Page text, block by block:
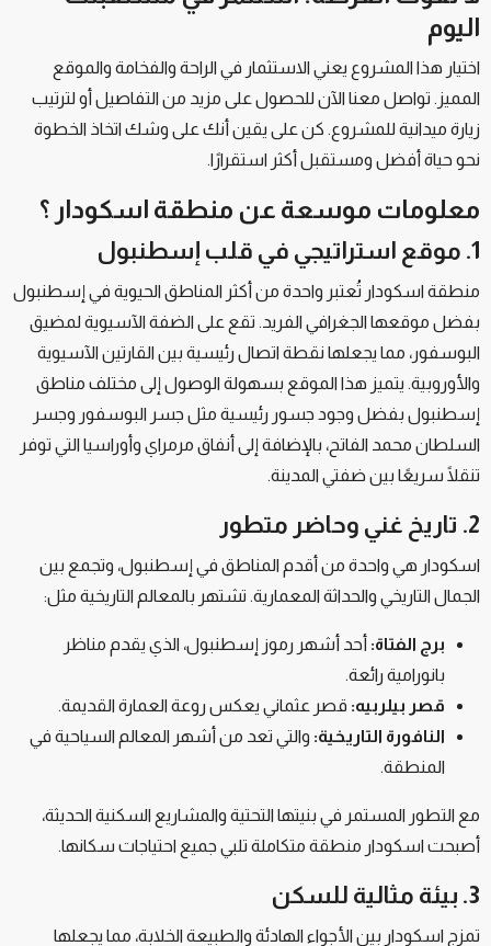
اليوم
اختيار هذا المشروع يعني الاستثمار في الراحة والفخامة والموقع
المميز. تواصل معنا الآن للحصول على مزيد من التفاصيل أو لترتيب
زيارة ميدانية للمشروع. كن على يقين أنك على وشك اتخاذ الخطوة
نحو حياة أفضل ومستقبل أكثر استقرارًا.
معلومات موسعة عنمنطقة اسكودار ؟
منطقة اسكودار تُعتبر واحدة من أكثر المناطق الحيوية في إسطنبول
بفضل موقعها الجغرافي الفريد. تقع على الضفة الآسيوية لمضيق
البوسفور، مما يجعلها نقطة اتصال رئيسية بين القارتين الآسيوية
والأوروبية. يتميز هذا الموقع بسهولة الوصول إلى مختلف مناطق
إسطنبول بفضل وجود جسور رئيسية مثل جسر البوسفور وجسر
السلطان محمد الفاتح، بالإضافة إلى أنفاق مرمراي وأوراسيا التي توفر
تنقلًا سريعًا بين ضفتي المدينة.
اسكودار هي واحدة من أقدم المناطق في إسطنبول، وتجمع بين
الجمال التاريخي والحداثة المعمارية. تشتهر بالمعالم التاريخية مثل:
برج الفتاة:أحد أشهر رموز إسطنبول، الذي يقدم مناظر
بانورامية رائعة.
قصر بيلربيه:قصر عثماني يعكس روعة العمارة القديمة.
النافورة التاريخية:والتي تعد من أشهر المعالم السياحية في
المنطقة.
مع التطور المستمر في بنيتها التحتية والمشاريع السكنية الحديثة،
أصبحت اسكودار منطقة متكاملة تلبي جميع احتياجات سكانها.
تمزج اسكودار بين الأجواء الهادئة والطبيعة الخلابة، مما يجعلها